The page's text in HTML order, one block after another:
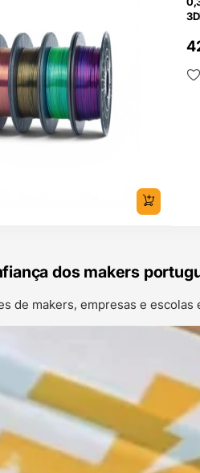
dos makers
de makers, empresas e escolas